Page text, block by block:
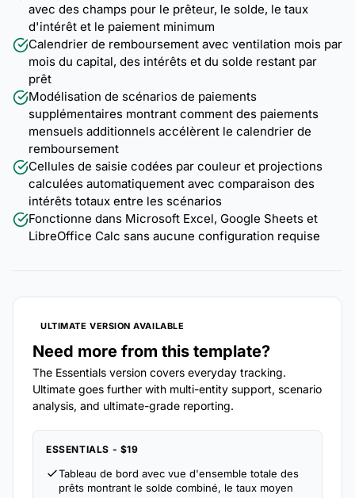
avec des champs pour le prêteur, le solde, le taux
d'intérêt et le paiement minimum
Calendrier de remboursement avec ventilation mois par
mois du capital, des intérêts et du solde restant par
prêt
Modélisation de scénarios de paiements
supplémentaires montrant comment des paiements
mensuels additionnels accélèrent le calendrier de
remboursement
Cellules de saisie codées par couleur et projections
calculées automatiquement avec comparaison des
intérêts totaux entre les scénarios
Fonctionne dans Microsoft Excel, Google Sheets et
LibreOffice Calc sans aucune configuration requise
ULTIMATE VERSION AVAILABLE
Need more from this template?
The Essentials version covers everyday tracking.
Ultimate goes further with multi-entity support, scenario
analysis, and ultimate-grade reporting.
ESSENTIALS - $19
Tableau de bord avec vue d'ensemble totale des
prêts montrant le solde combiné, le taux moyen